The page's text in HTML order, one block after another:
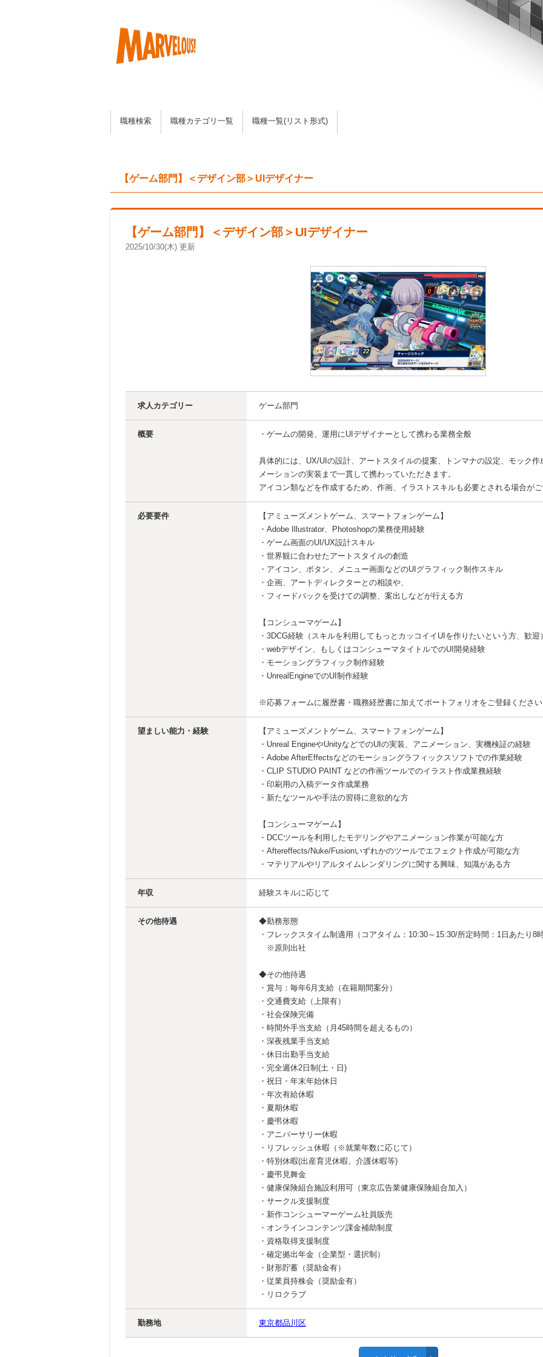
職種検索 職種カテゴリ一覧 職種一覧(リスト形式)
【ゲーム部門】＜デザイン部＞UIデザイナー
【ゲーム部門】＜デザイン部＞UIデザイナー
2025/10/30(木) 更新
求人カテゴリー ゲーム部門
概要 ・ゲームの開発、運用にUIデザイナーとして携わる業務全般
具体的には、UX/UIの設計、アートスタイルの提案、トンマナの設定、モック
メーションの実装まで一貫して携わっていただきます。
アイコン類などを作成するため、作画、イラストスキルも必要とされる場合が
必要要件
【アミューズメントゲーム、スマートフォンゲーム】
・Adobe Illustrator、Photoshopの業務使用経験
・ゲーム画面のUI/UX設計スキル
・世界観に合わせたアートスタイルの創造
・アイコン、ボタン、メニュー画面などのUIグラフィック制作スキル
・企画、アートディレクターとの相談や、
・フィードバックを受けての調整、案出しなどが行える方
【コンシューマゲーム】
・3DCG経験（スキルを利用してもっとカッコイイUIを作りたいという方、歓迎
・webデザイン、もしくはコンシューマタイトルでのUI開発経験
・モーショングラフィック制作経験
・UnrealEngineでのUI制作経験
※応募フォームに履歴書・職務経歴書に加えてポートフォリオをご登録くださ
望ましい能力・経験
【アミューズメントゲーム、スマートフォンゲーム】
・Unreal EngineやUnityなどでのUIの実装、アニメーション、実機検証の経験
・Adobe AfterEffectsなどのモーショングラフィックスソフトでの作業経験
・CLIP STUDIO PAINT などの作画ツールでのイラスト作成業務経験
・印刷用の入稿データ作成業務
・新たなツールや手法の習得に意欲的な方
【コンシューマゲーム】
・DCCツールを利用したモデリングやアニメーション作業が可能な方
・Aftereffects/Nuke/Fusionいずれかのツールでエフェクト作成が可能な方
・マテリアルやリアルタイムレンダリングに関する興味、知識がある方
年収 経験スキルに応じて
その他待遇
◆勤務形態
・フレックスタイム制適用（コアタイム：10:30～15:30/所定時間：1日あたり8
※原則出社
◆その他待遇
・賞与：毎年6月支給（在籍期間案分）
・交通費支給（上限有）
・社会保険完備
・時間外手当支給（月45時間を超えるもの）
・深夜残業手当支給
・休日出勤手当支給
・完全週休2日制(土・日)
・祝日・年末年始休日
・年次有給休暇
・夏期休暇
・慶弔休暇
・アニバーサリー休暇
・リフレッシュ休暇（※就業年数に応じて）
・特別休暇(出産育児休暇、介護休暇等)
・慶弔見舞金
・健康保険組合施設利用可（東京広告業健康保険組合加入）
・サークル支援制度
・新作コンシューマーゲーム社員販売
・オンラインコンテンツ課金補助制度
・資格取得支援制度
・確定拠出年金（企業型・選択制）
・財形貯蓄（奨励金有）
・従業員持株会（奨励金有）
・リロクラブ
勤務地 東京都品川区